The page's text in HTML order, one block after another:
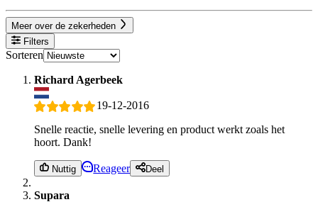
Meer over de zekerheden
Filters
Sorteren
Richard Agerbeek
19-12-2016
Snelle reactie, snelle levering en product werkt zoals het
hoort. Dank!
Nuttig Reageer Deel
Supara